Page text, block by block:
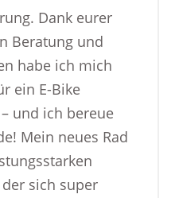
Dank eurer
Beratung und
habe ich mich
ein E-Bike
und ich bereue
Mein neues Rad
sich super